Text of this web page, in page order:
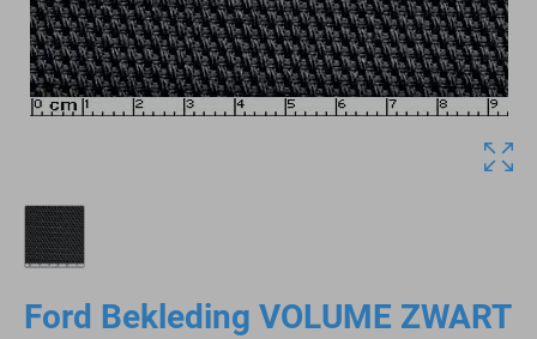
Ford Bekleding VOLUME ZWART